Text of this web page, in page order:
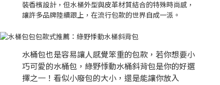
裝香檳設計，但水桶外型與皮革材質結合的特殊時尚感，
讓許多品牌陸續跟上，在流行包款的世界自成一派。
水桶包也是容易讓人感覺笨重的包款，若你想要小
巧可愛的水桶包，綠野悸動水桶斜背包是你的好選
擇之一！看似小廢包的大小，還是能讓你放入